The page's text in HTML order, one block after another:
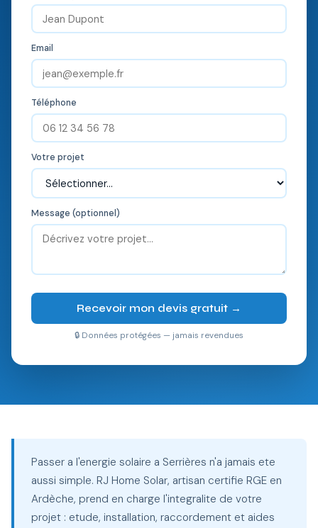
Email
Téléphone
Votre projet
Message (optionnel)
Recevoir mon devis gratuit →
🔒 Données protégées — jamais revendues
Passer a l'energie solaire a Serrières n'a jamais ete
aussi simple. RJ Home Solar, artisan certifie RGE en
Ardèche, prend en charge l'integralite de votre
projet : etude, installation, raccordement et aides